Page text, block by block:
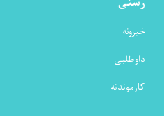
خبرونه
داوطلبی
کارموندنه